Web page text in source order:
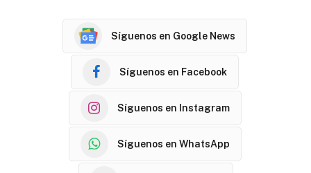
Síguenos en Google News
Síguenos en Facebook
Síguenos en Instagram
Síguenos en WhatsApp